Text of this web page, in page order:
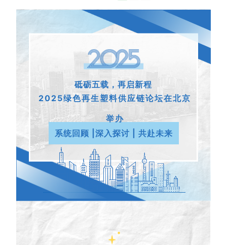
系统回顾 |深入探讨 | 共赴未来
砥砺五载，再启新程
2025绿色再生塑料供应链论坛在北京
举办